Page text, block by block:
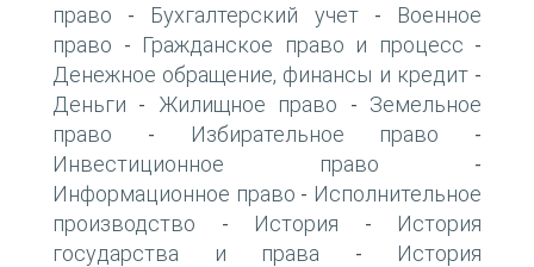
право - Бухгалтерский учет-
Военное
право - Гражданское право и процесс -
Денежное обращение, финансы и кредит-
Деньги - Жилищное право - Земельное
право - Избирательное право -
Инвестиционное право -
Информационное право - Исполнительное
производство - История -
История
государства и права -
История